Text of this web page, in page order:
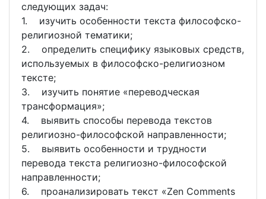
следующих задач:
1. изучить особенности текста философско-
религиозной тематики;
2. определить специфику языковых средств,
используемых в философско-религиозном
тексте;
3. изучить понятие «переводческая
трансформация»;
4. выявить способы перевода текстов
религиозно-философской направленности;
5. выявить особенности и трудности
перевода текста религиозно-философской
направленности;
6. проанализировать текст «Zen Comments